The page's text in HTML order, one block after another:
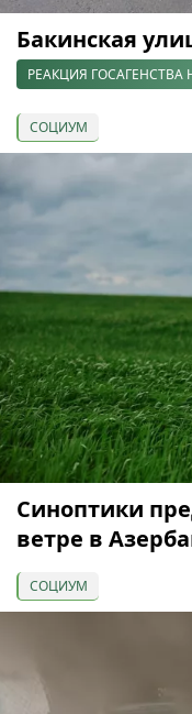
Бакинская
РЕАКЦИЯ ГОСАГЕНСТВА
СОЦИУМ
Синоптики
ветре в
СОЦИУМ